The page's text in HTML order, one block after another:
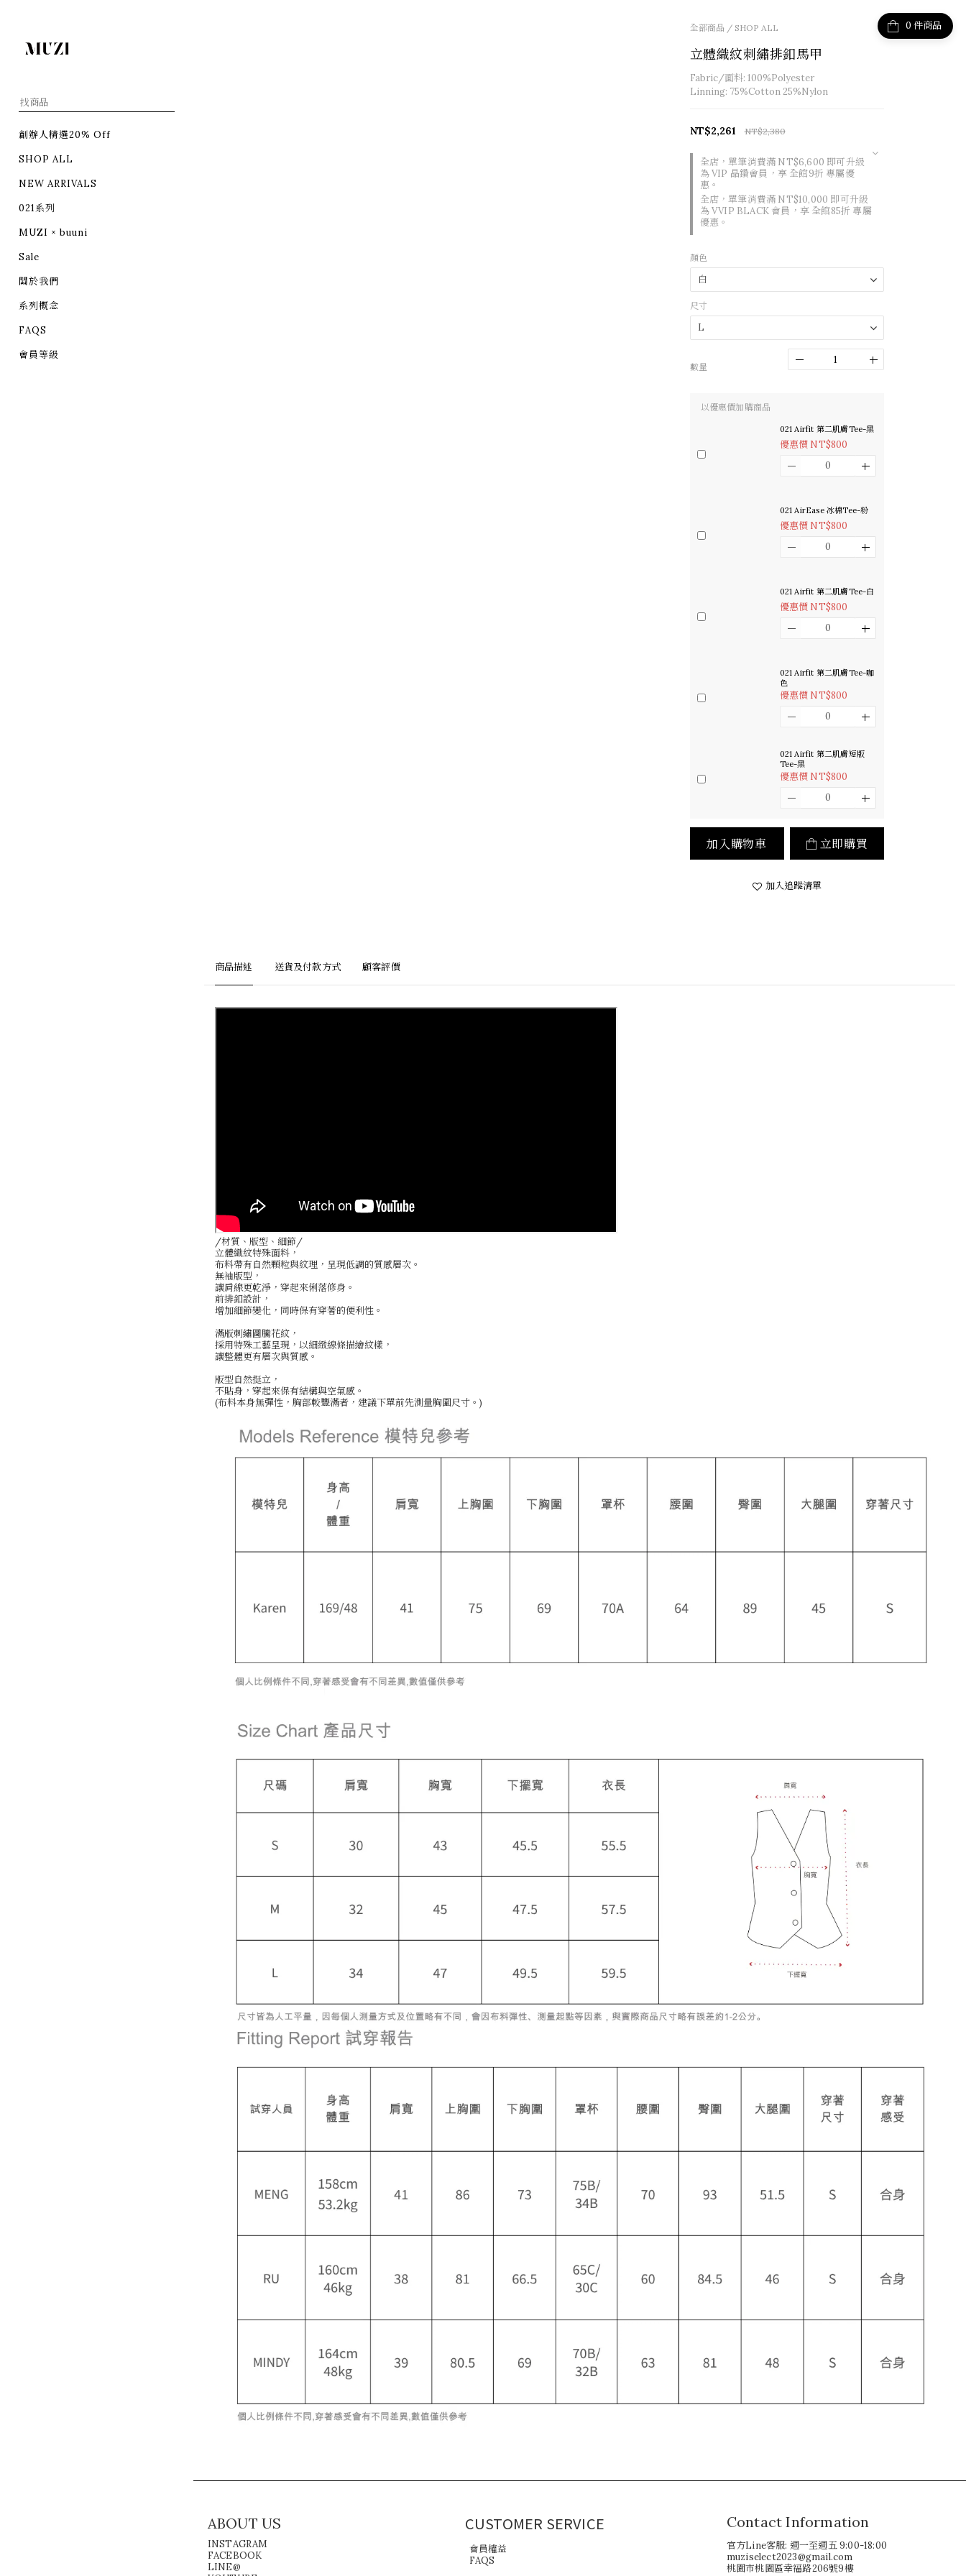
創辦人精選20% Off
SHOP ALL
NEW ARRIVALS
021系列
MUZI × buuni
Sale
關於我們
系列概念
FAQS
會員等級
件商品
全部商品 / SHOP ALL
立體織紋刺繡排釦馬甲
Fabric/面料: 100%Polyester
Linning: 75%Cotton 25%Nylon
全店，單筆消費滿 NT$6,600 即可升級
為 VIP 晶鑽會員，享 全館9折 專屬優
惠。
全店，單筆消費滿 NT$10,000 即可升級
為 VVIP BLACK 會員，享 全館85折 專屬
優惠。
NT$2,380
NT$2,261
顏色
尺寸
數量
以優惠價加購商品
021 Airfit 第二肌膚Tee-黑
優惠價 NT$800
021 AirEase 冰棉Tee-粉
優惠價 NT$800
021 Airfit 第二肌膚Tee-白
優惠價 NT$800
021 Airfit 第二肌膚Tee-咖
色
優惠價 NT$800
021 Airfit 第二肌膚短版
Tee-黑
優惠價 NT$800
加入購物車 立即購買
加入追蹤清單
商品描述 送貨及付款方式 顧客評價
/材質、版型、細節/
立體織紋特殊面料，
布料帶有自然顆粒與紋理，呈現低調的質感層次。
無袖版型，
讓肩線更乾淨，穿起來俐落修身。
前排釦設計，
增加細節變化，同時保有穿著的便利性。
滿版刺繡圖騰花紋，
採用特殊工藝呈現，以細緻線條描繪紋樣，
讓整體更有層次與質感。
版型自然挺立，
不貼身，穿起來保有結構與空氣感。
(布料本身無彈性，胸部較豐滿者，建議下單前先測量胸圍尺寸。)
ABOUT US
INSTAGRAM
FACEBOOK
LINE@
CUSTOMER SERVICE
會員權益
FAQS
Contact Information
官方Line客服: 週一至週五 9:00-18:00
muziselect2023@gmail.com
桃園市桃園區幸福路206號9樓